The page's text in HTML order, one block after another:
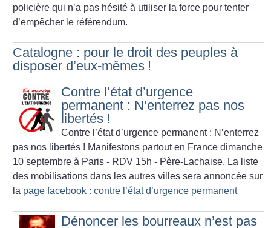
policière qui n’a pas hésité à utiliser la force pour tenter
d’empêcher le référendum.
Catalogne : pour le droit des peuples à
disposer d’eux-mêmes !
Contre l’état d’urgence
permanent : N’enterrez pas nos
libertés !
Contre l’état d’urgence permanent : N’enterrez
pas nos libertés ! Manifestons partout en France dimanche
10 septembre à Paris - RDV 15h - Père-Lachaise. La liste
des mobilisations dans les autres villes sera annoncée sur
la page facebook : contre l’état d’urgence permanent
Dénoncer les bourreaux n’est pas